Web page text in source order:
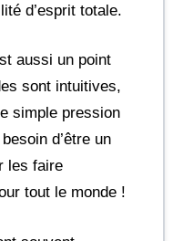
d’esprit totale.
aussi un point
sont intuitives,
simple pression
d’être un
les faire
tout le monde !